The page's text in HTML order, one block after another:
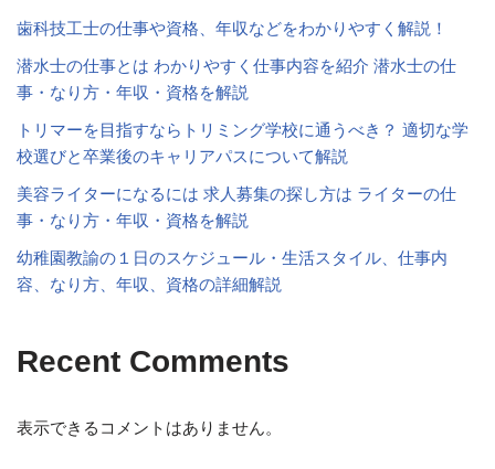
歯科技工士の仕事や資格、年収などをわかりやすく解説！
潜水士の仕事とは わかりやすく仕事内容を紹介 潜水士の仕
事・なり方・年収・資格を解説
トリマーを目指すならトリミング学校に通うべき？ 適切な学
校選びと卒業後のキャリアパスについて解説
美容ライターになるには 求人募集の探し方は ライターの仕
事・なり方・年収・資格を解説
幼稚園教諭の１日のスケジュール・生活スタイル、仕事内
容、なり方、年収、資格の詳細解説
Recent Comments
表示できるコメントはありません。